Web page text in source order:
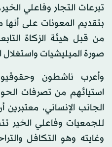
تبرعات التجار وفاعلي
بتقديم المعونات على
من قبل هيئة الزكاة
صورة الميليشيات
وأعرب ناشطون
استيائهم من تصرفات
الجانب الإنساني،
للجمعيات وفاعلي الخير
وغايته وهو التكافل